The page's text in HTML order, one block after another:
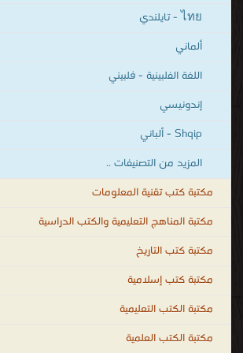
قراءة و تحميل كتب في كتب قواعد اللغة الانجليزية(Grammar) مجانا
كتب Türkçe - تركي